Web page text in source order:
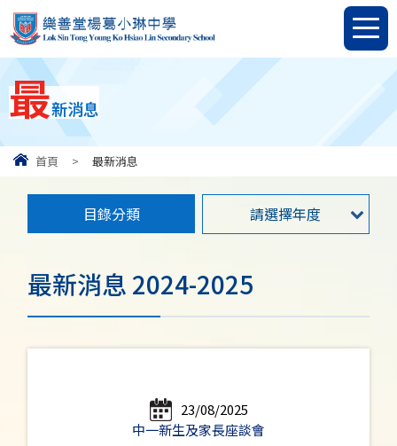
最新消息
首頁 > 最新消息
請選擇年度
目錄分類
最新消息 2024-2025
23/08/2025
中一新生及家長座談會